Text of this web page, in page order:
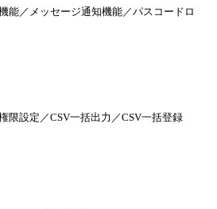
能／メッセージ通知機能／パスコードロ
限設定／CSV一括出力／CSV一括登録